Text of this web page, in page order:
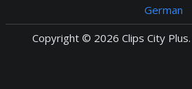
German
Copyright © 2026 Clips City